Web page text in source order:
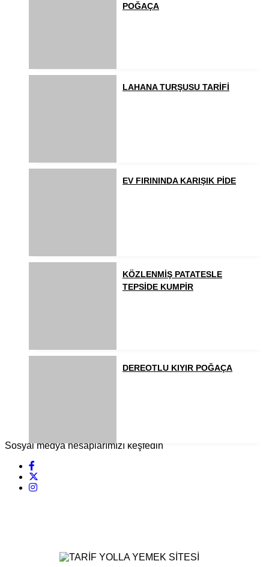
POĞAÇA
LAHANA TURŞUSU TARİFİ
EV FIRININDA KARIŞIK PİDE
KÖZLENMİŞ PATATESLE
TEPSİDE KUMPİR
DEREOTLU KIYIR POĞAÇA
Sosyal medya hesaplarımızı keşfedin